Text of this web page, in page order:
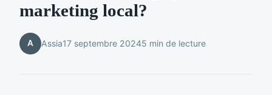
marketing local?
A Assia17 septembre 20245 min de lecture